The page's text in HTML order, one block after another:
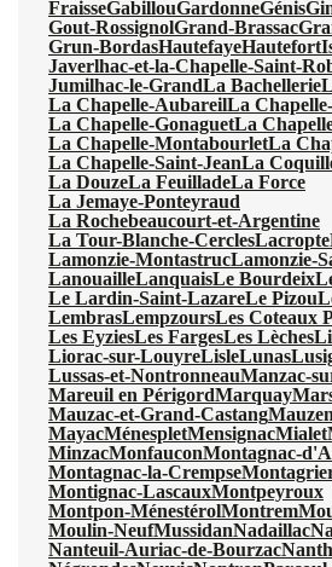
FraisseGabillouGardonneGénis
Gout-RossignolGrand-Brassac
Grun-BordasHautefayeHautefort
Javerlhac-et-la-Chapelle-Saint-
Jumilhac-le-GrandLa Bachellerie
La Chapelle-AubareilLa
La Chapelle-GonaguetLa
La Chapelle-MontabourletLa
La Chapelle-Saint-JeanLa
La DouzeLa FeuilladeLa Force
La Jemaye-Ponteyraud
La Rochebeaucourt-et-Argentine
La Tour-Blanche-CerclesLacropte
Lamonzie-MontastrucLamonzie-
LanouailleLanquaisLe Bourdeix
Le Lardin-Saint-LazareLe Pizou
LembrasLempzoursLes Coteaux
Les EyziesLes FargesLes Lèches
Liorac-sur-LouyreLisleLunas
Lussas-et-NontronneauManzac-
Mareuil en PérigordMarquay
Mauzac-et-Grand-Castang
MayacMénespletMensignacMialet
MinzacMonfauconMontagnac-
Montagnac-la-Crempse
Montignac-LascauxMontpeyroux
Montpon-MénestérolMontrem
Moulin-NeufMussidanNadaillac
Nanteuil-Auriac-de-Bourzac